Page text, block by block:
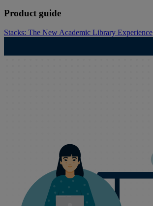
Product guide
Stacks: The New Academic Library Experience